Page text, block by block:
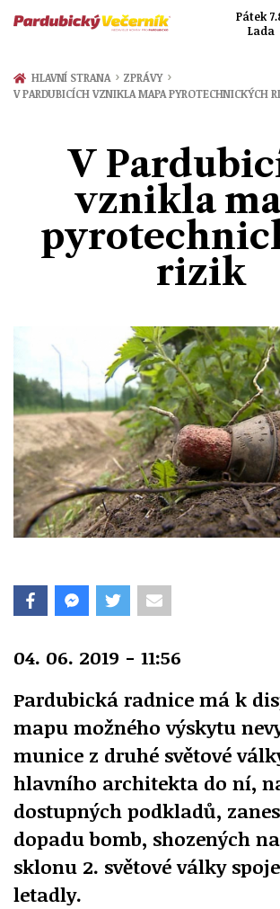
Pátek
Lada
Zprávy
Kultura
Společnost
HLAVNÍ STRANA › ZPRÁVY ›
V PARDUBICÍCH VZNIKLA MAPA PYROTECHNICKÝCH
V
vznikla
rizik
04. 06. 2019 - 11:56
Pardubická radnice má k
mapu možného výskytu
munice z druhé světové
hlavního architekta do ní,
dostupných podkladů,
dopadu bomb, shozených
sklonu 2. světové války
letadly.